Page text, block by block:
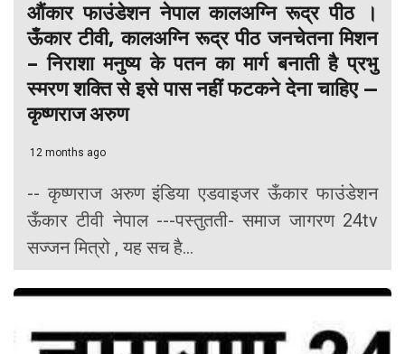
औंकार फाउंडेशन नेपाल कालअग्नि रूद्र पीठ ।
ऊँकार टीवी, कालअग्नि रूद्र पीठ जनचेतना मिशन
– निराशा मनुष्य के पतन का मार्ग बनाती है प्रभु
स्मरण शक्ति से इसे पास नहीं फटकने देना चाहिए —
कृष्णराज अरुण
12 months ago
-- कृष्णराज अरुण इंडिया एडवाइजर ऊँकार फाउंडेशन
ऊँकार टीवी नेपाल ---पस्तुतती- समाज जागरण 24tv
सज्जन मित्रो , यह सच है...